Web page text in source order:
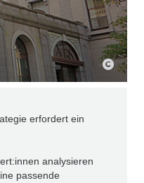
erfordert ein
analysieren
passende